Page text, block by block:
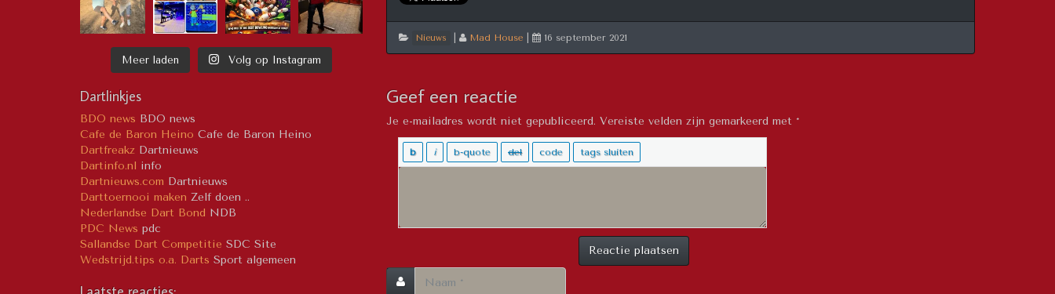
Nieuws Mad House 16 september 2021
Geef een reactie
Je e-mailadres wordt niet gepubliceerd. Vereiste velden zijn gemarkeerd met *
Meer laden Volg op Instagram
Dartlinkjes
BDO news BDO news
Cafe de Baron Heino Cafe de Baron Heino
Dartfreakz Dartnieuws
Dartinfo.nl info
Dartnieuws.com Dartnieuws
Darttoernooi maken Zelf doen ..
Nederlandse Dart Bond NDB
PDC News pdc
Sallandse Dart Competitie SDC Site
Wedstrijd.tips o.a. Darts Sport algemeen